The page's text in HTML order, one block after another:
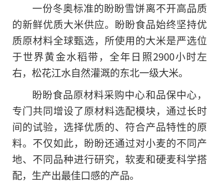
一份冬奥标准的盼盼雪饼离不开高品质
的新鲜优质大米供应。盼盼食品始终坚持优
质原材料全球甄选，所使用的大米是严选位
于世界黄金水稻带，全年日照2900小时左
右，松花江水自然灌溉的东北一级大米。
盼盼食品原材料采购中心和品保中心，
专门共同增设了原材料选配模块，通过长时
间的试验，选择优质的、符合产品特性的原
料。不仅如此，盼盼还通过对小麦的不同产
地、不同品种进行研究，软麦和硬麦科学搭
配，生产出最佳口感的产品。